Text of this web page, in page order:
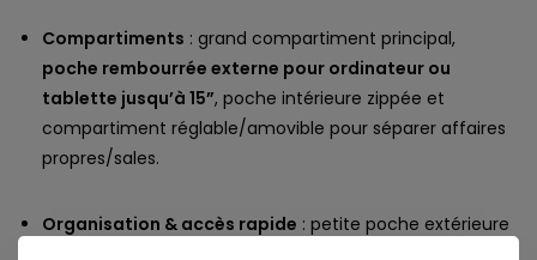
Compartiments : grand compartiment principal,
poche rembourrée externe pour ordinateur ou
tablette jusqu’à 15”, poche intérieure zippée et
compartiment réglable/amovible pour séparer affaires
propres/sales.
Organisation & accès rapide : petite poche extérieure